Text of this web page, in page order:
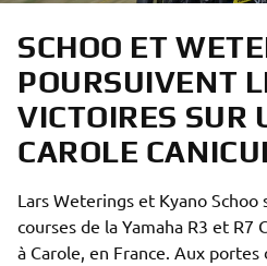
SCHOO ET
POURSUIVENT
VICTOIRES SUR
CAROLE
Lars Weterings et Kyano Schoo
courses de la Yamaha R3 et R7
à Carole, en France. Aux